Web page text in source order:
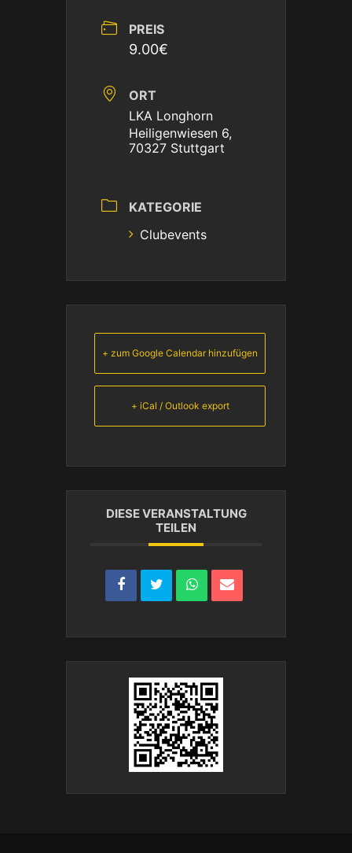
PREIS
9.00€
ORT
LKA Longhorn
Heiligenwiesen 6,
70327 Stuttgart
KATEGORIE
Clubevents
+ zum Google Calendar hinzufügen
+ iCal / Outlook export
DIESE VERANSTALTUNG
TEILEN